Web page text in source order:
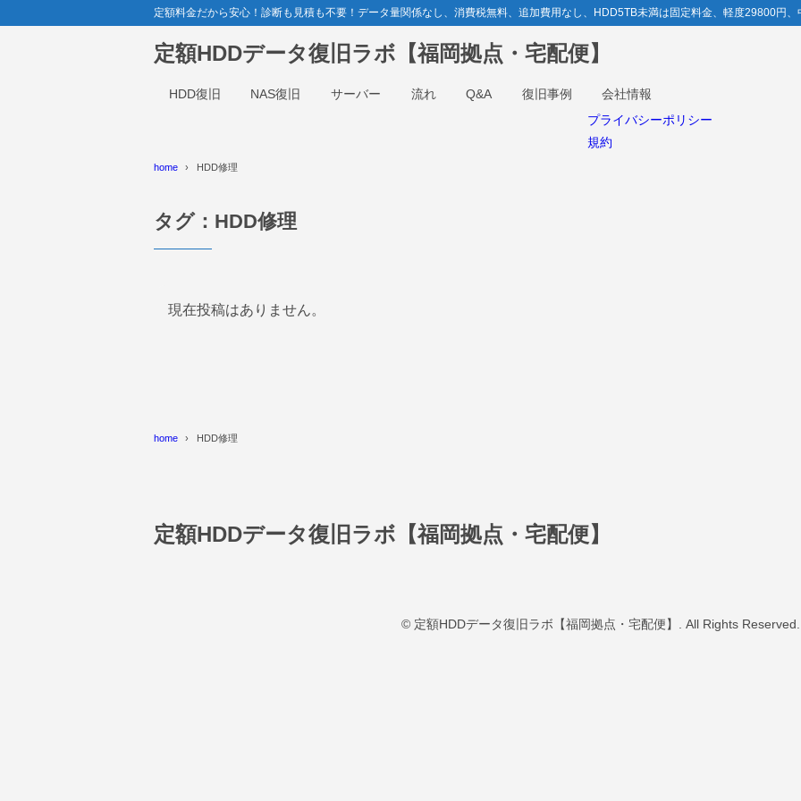
定額料金だから安心！診断も見積も不要！データ量関係なし、消費税無料、追加費用なし、HDD5TB未満は固定料金、軽度29800円、
定額HDDデータ復旧ラボ【福岡拠点・宅配便】
HDD復旧 NAS復旧 サーバー 流れ Q&A 復旧事例
会社情報
プライバシーポリシー
規約
home HDD修理
タグ：HDD修理
現在投稿はありません。
home HDD修理
定額HDDデータ復旧ラボ【福岡拠点・宅配便】
© 定額HDDデータ復旧ラボ【福岡拠点・宅配便】. All Rights Reserved.